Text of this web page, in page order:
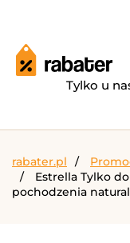
Tylko u
rabater.pl
Estrella Tylko
pochodzenia